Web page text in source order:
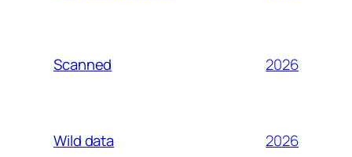
Scanned 2026
Wild data 2026